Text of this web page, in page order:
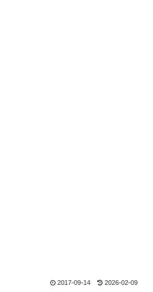
2017-09-14 2026-02-09